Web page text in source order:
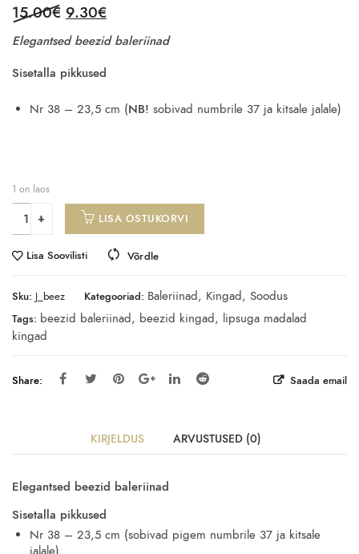
15.00€ Original
price
15.00€.
9.30€
price
Elegantsed beezid baleriinad
Sisetalla pikkused
Nr 38 – 23,5 cm (NB! sobivad numbrile 37 ja kitsale jalale)
1 on laos
LISA OSTUKORVI
Lisa Soovilisti Võrdle
Sku: J_beez Kategooriad: Baleriinad, Kingad, Soodus
Tags: beezid baleriinad, beezid kingad, lipsuga madalad
kingad
Share: Saada email
KIRJELDUS ARVUSTUSED (0)
Elegantsed beezid baleriinad
Sisetalla pikkused
Nr 38 – 23,5 cm (sobivad pigem numbrile 37 ja kitsale